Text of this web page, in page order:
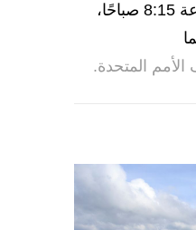
ساعة يد متفحمة توقفت عند الساعة 8:15 صباحًا،
المتحدة.